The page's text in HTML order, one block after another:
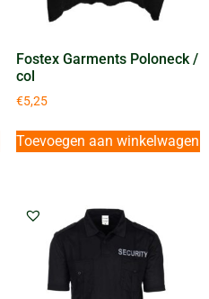
Fostex Garments Poloneck /
col
€5,25
Toevoegen aan winkelwagen